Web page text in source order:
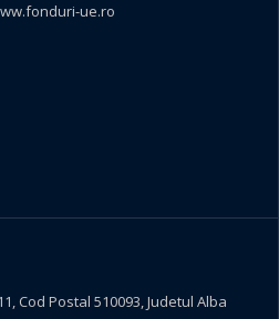
ue.ro
Cod Postal 510093, Judetul Alba